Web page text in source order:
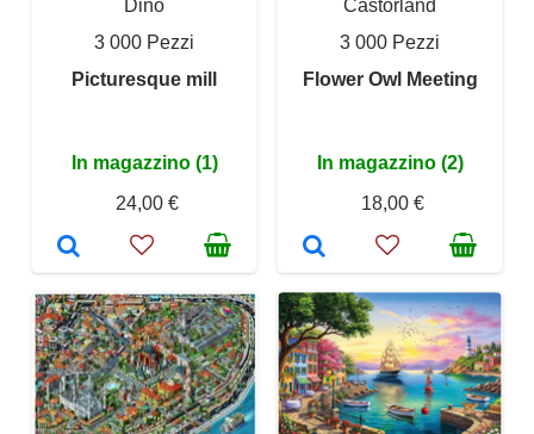
Dino
3 000 Pezzi
Picturesque mill
In magazzino (1)
24,00 €
Castorland
3 000 Pezzi
Flower Owl Meeting
In magazzino (2)
18,00 €